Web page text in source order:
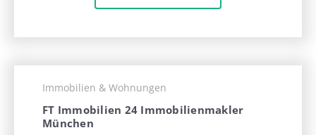
Immobilien & Wohnungen
FT Immobilien 24 Immobilienmakler
München